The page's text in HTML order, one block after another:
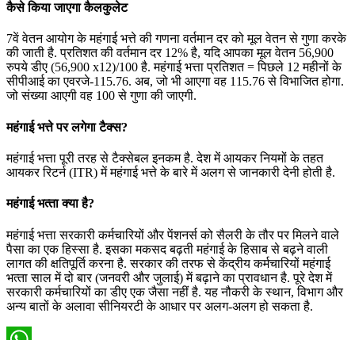
कैसे क‍िया जाएगा कैलकुलेट
7वें वेतन आयोग के महंगाई भत्ते की गणना वर्तमान दर को मूल वेतन से गुणा करके
की जाती है. प्रतिशत की वर्तमान दर 12% है, यदि आपका मूल वेतन 56,900
रुपये डीए (56,900 x12)/100 है. महंगाई भत्ता प्रतिशत = पिछले 12 महीनों के
सीपीआई का एवरजे-115.76. अब, जो भी आएगा वह 115.76 से विभाजित होगा.
जो संख्या आएगी वह 100 से गुणा की जाएगी.
महंगाई भत्ते पर लगेगा टैक्स?
महंगाई भत्ता पूरी तरह से टैक्‍सेबल इनकम है. देश में आयकर नियमों के तहत
आयकर रिटर्न (ITR) में महंगाई भत्ते के बारे में अलग से जानकारी देनी होती है.
महंगाई भत्‍ता क्‍या है?
महंगाई भत्ता सरकारी कर्मचारियों और पेंशनर्स को सैलरी के तौर पर म‍िलने वाले
पैसा का एक ह‍िस्‍सा है. इसका मकसद बढ़ती महंगाई के ह‍िसाब से बढ़ने वाली
लागत की क्षतिपूर्ति करना है. सरकार की तरफ से केंद्रीय कर्मचार‍ियों महंगाई
भत्‍ता साल में दो बार (जनवरी और जुलाई) में बढ़ाने का प्रावधान है. पूरे देश में
सरकारी कर्मचार‍ियों का डीए एक जैसा नहीं है. यह नौकरी के स्थान, विभाग और
अन्य बातों के अलावा सीन‍ियरटी के आधार पर अलग-अलग हो सकता है.